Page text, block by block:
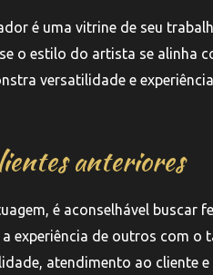
é uma vitrine de seu
o estilo do artista se alinha
versatilidade e
anteriores
é aconselhável buscar
experiência de outros com
atendimento ao cliente